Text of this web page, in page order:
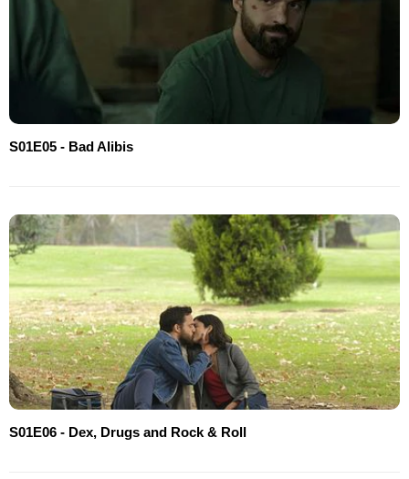
S01E05 - Bad Alibis
S01E06 - Dex, Drugs and Rock & Roll